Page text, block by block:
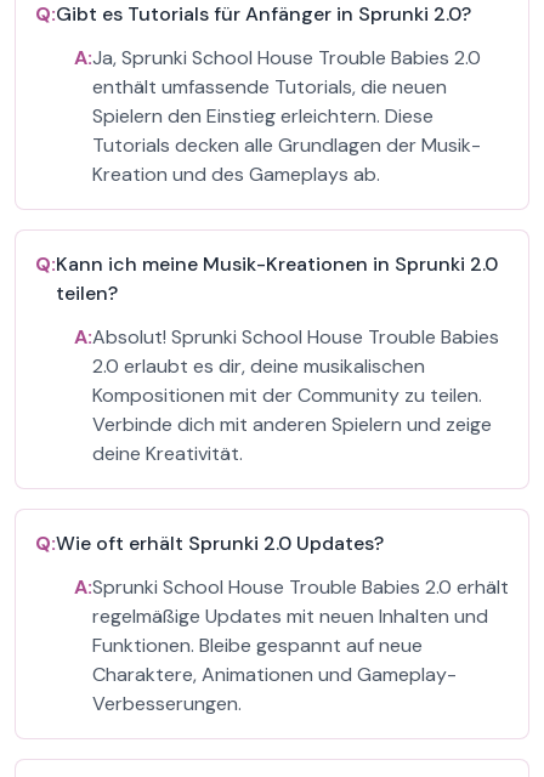
Q:Gibt es Tutorials für Anfänger in Sprunki 2.0?
A:Ja, Sprunki School House Trouble Babies 2.0
enthält umfassende Tutorials, die neuen
Spielern den Einstieg erleichtern. Diese
Tutorials decken alle Grundlagen der Musik-
Kreation und des Gameplays ab.
Q:Kann ich meine Musik-Kreationen in Sprunki 2.0
teilen?
A:Absolut! Sprunki School House Trouble Babies
2.0 erlaubt es dir, deine musikalischen
Kompositionen mit der Community zu teilen.
Verbinde dich mit anderen Spielern und zeige
deine Kreativität.
Q:Wie oft erhält Sprunki 2.0 Updates?
A:Sprunki School House Trouble Babies 2.0 erhält
regelmäßige Updates mit neuen Inhalten und
Funktionen. Bleibe gespannt auf neue
Charaktere, Animationen und Gameplay-
Verbesserungen.